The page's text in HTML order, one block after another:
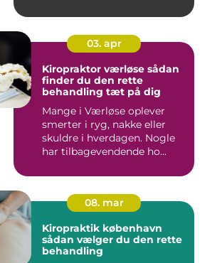
03. apr
Kiropraktor værløse sådan
finder du den rette
behandling tæt på dig
Mange i Værløse oplever
smerter i ryg, nakke eller
skuldre i hverdagen. Nogle
har tilbagevendende ho...
08. mar
Kiropraktik københavn
sådan vælger du den rette
behandling